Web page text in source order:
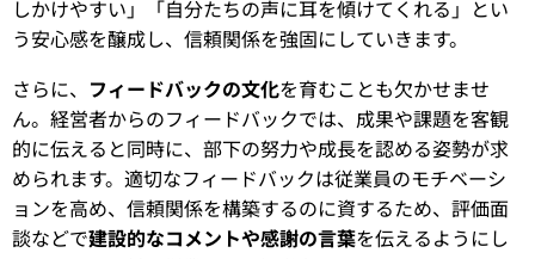
しかけやすい」「自分たちの声に耳を傾けてくれる」とい
う安心感を醸成し、信頼関係を強固にしていきます。
さらに、 フィードバックの文化を育むことも欠かせませ
ん。経営者からのフィードバックでは、成果や課題を客観
的に伝えると同時に、部下の努力や成長を認める姿勢が求
められます。適切なフィードバックは従業員のモチベーシ
ョンを高め、信頼関係を構築するのに資するため、評価面
談などで建設的なコメントや感謝の言葉を伝えるようにし